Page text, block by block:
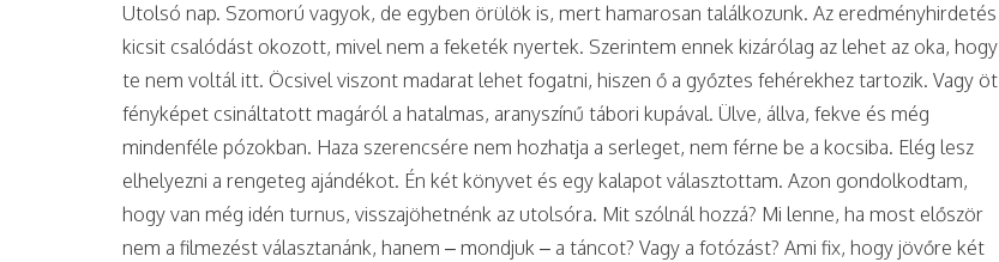
Utolsó nap. Szomorú vagyok, de egyben örülök is, mert hamarosan találkozunk. Az eredményhirdetés
kicsit csalódást okozott, mivel nem a feketék nyertek. Szerintem ennek kizárólag az lehet az oka, hogy
te nem voltál itt. Öcsivel viszont madarat lehet fogatni, hiszen ő a győztes fehérekhez tartozik. Vagy öt
fényképet csináltatott magáról a hatalmas, aranyszínű tábori kupával. Ülve, állva, fekve és még
mindenféle pózokban. Haza szerencsére nem hozhatja a serleget, nem férne be a kocsiba. Elég lesz
elhelyezni a rengeteg ajándékot. Én két könyvet és egy kalapot választottam. Azon gondolkodtam,
hogy van még idén turnus, visszajöhetnénk az utolsóra. Mit szólnál hozzá? Mi lenne, ha most először
nem a filmezést választanánk, hanem – mondjuk – a táncot? Vagy a fotózást? Ami fix, hogy jövőre két